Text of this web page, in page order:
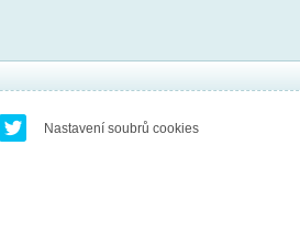
Nastavení soubrů cookies